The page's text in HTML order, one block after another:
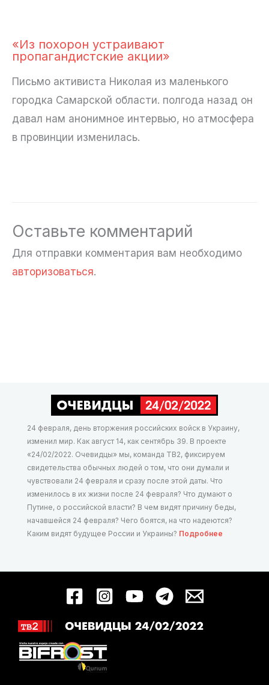
«Из похорон устраивают
пропагандистские акции»
Письмо активиста Николая из маленького
городка Самарской области. полгода назад он
давал нам анонимное интервью, но атмосфера
в провинции изменилась.
Оставьте комментарий
Для отправки комментария вам необходимо
авторизоваться.
24 февраля, день вторжения российских войск в Украину,
изменил мир. Как август 14, как сентябрь 39. В проекте
«24/02/2022. Очевидцы» мы, команда ТВ2, фиксируем
свидетельства обычных людей о том, что они думали и
чувствовали 24 февраля и сразу после этой даты. Что
изменилось в их жизни после 24 февраля? Что думают о
Путине, о российской власти? В чем видят причину беды,
начавшейся 24 февраля? Чего боятся, на что надеются?
Каким видят будущее России и Украины? Подробнее